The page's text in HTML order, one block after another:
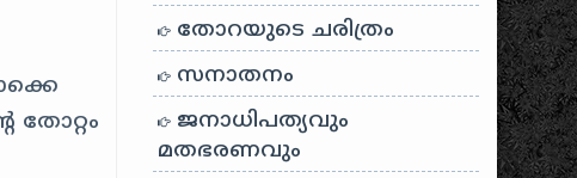
തോറ്റം
തോറയുടെ ചരിത്രം
സനാതനം
ജനാധിപത്യവും
മതഭരണവും